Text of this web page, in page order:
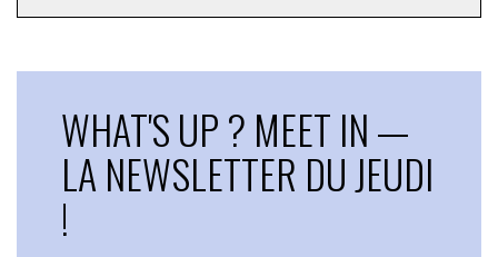
WHAT'S UP ? MEET IN —
LA NEWSLETTER DU JEUDI
!